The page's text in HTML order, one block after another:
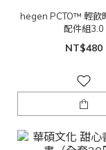
hegen PCTO™ 輕飲
配件組3.0
NT$480